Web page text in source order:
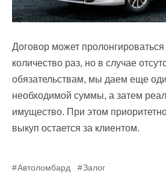
Договор может
количество раз, но в случае
обязательствам, мы даем еще
необходимой суммы, а затем
имущество. При этом
выкуп остается за клиентом.
Автоломбард Залог